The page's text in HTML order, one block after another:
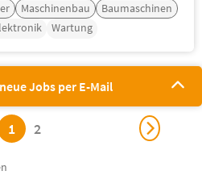
Maschinenbau
Baumaschinen
Wartung
Jobs per E-Mail
1 2